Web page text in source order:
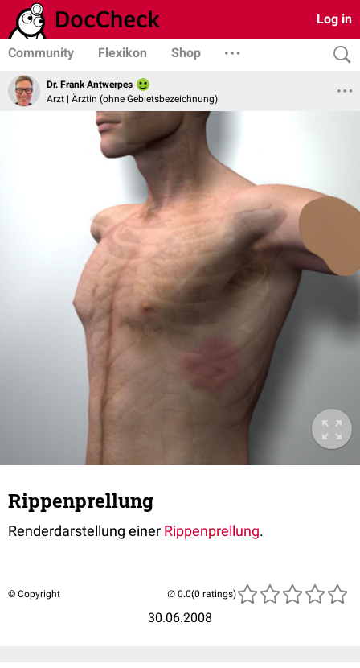
Log in
Community Flexikon Shop
Dr. Frank Antwerpes
Arzt | Ärztin (ohne Gebietsbezeichnung)
Rippenprellung
Renderdarstellung einer Rippenprellung.
© Copyright
30.06.2008
(0 ratings)